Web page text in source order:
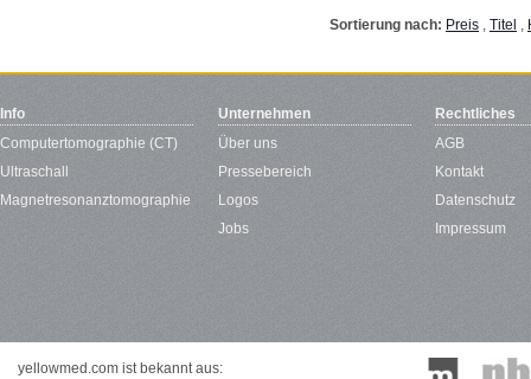
Sortierung nach: Preis , Titel ,
Info
Computertomographie (CT)
Ultraschall
Magnetresonanztomographie
Unternehmen
Über uns
Pressebereich
Logos
Jobs
Rechtliches
AGB
Kontakt
Datenschutz
Impressum
yellowmed.com ist bekannt aus: